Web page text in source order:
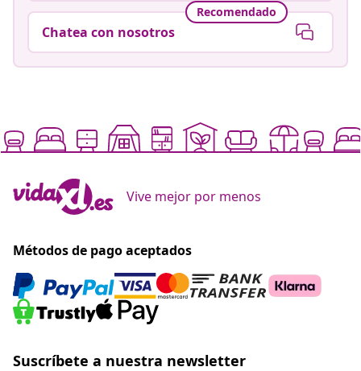
Recomendado
Chatea con nosotros
Vive mejor por menos
Métodos de pago aceptados
Suscríbete a nuestra newsletter